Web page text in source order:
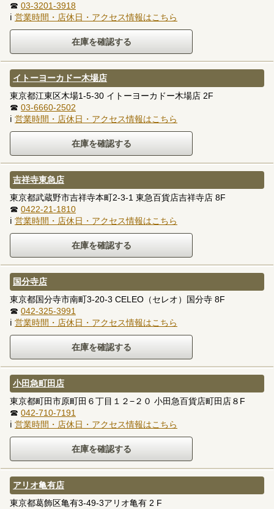
☎ 03-3201-3918
ℹ 営業時間・店休日・アクセス情報はこちら
イトーヨーカドー木場店
東京都江東区木場1-5-30 イトーヨーカドー木場店 2F
☎ 03-6660-2502
ℹ 営業時間・店休日・アクセス情報はこちら
吉祥寺東急店
東京都武蔵野市吉祥寺本町2-3-1 東急百貨店吉祥寺店 8F
☎ 0422-21-1810
ℹ 営業時間・店休日・アクセス情報はこちら
国分寺店
東京都国分寺市南町3-20-3 CELEO（セレオ）国分寺 8F
☎ 042-325-3991
ℹ 営業時間・店休日・アクセス情報はこちら
小田急町田店
東京都町田市原町田６丁目１２−２０ 小田急百貨店町田店８F
☎ 042-710-7191
ℹ 営業時間・店休日・アクセス情報はこちら
アリオ亀有店
東京都葛飾区亀有3-49-3アリオ亀有 2 F